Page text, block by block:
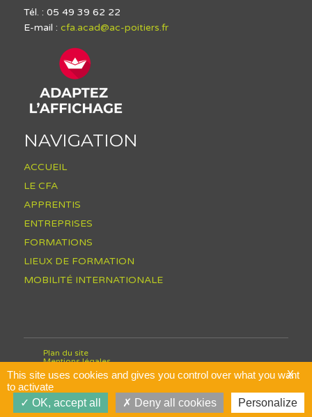
Tél. : 05 49 39 62 22
E-mail : cfa.acad@ac-poitiers.fr
NAVIGATION
ACCUEIL
LE CFA
APPRENTIS
ENTREPRISES
FORMATIONS
LIEUX DE FORMATION
MOBILITÉ INTERNATIONALE
Plan du site
Mentions légales
Conditions Générales de Vente
Site internet par WebImpulse
X
This site uses cookies and gives you control over what you want
to activate
OK, accept all
Deny all cookies Personalize